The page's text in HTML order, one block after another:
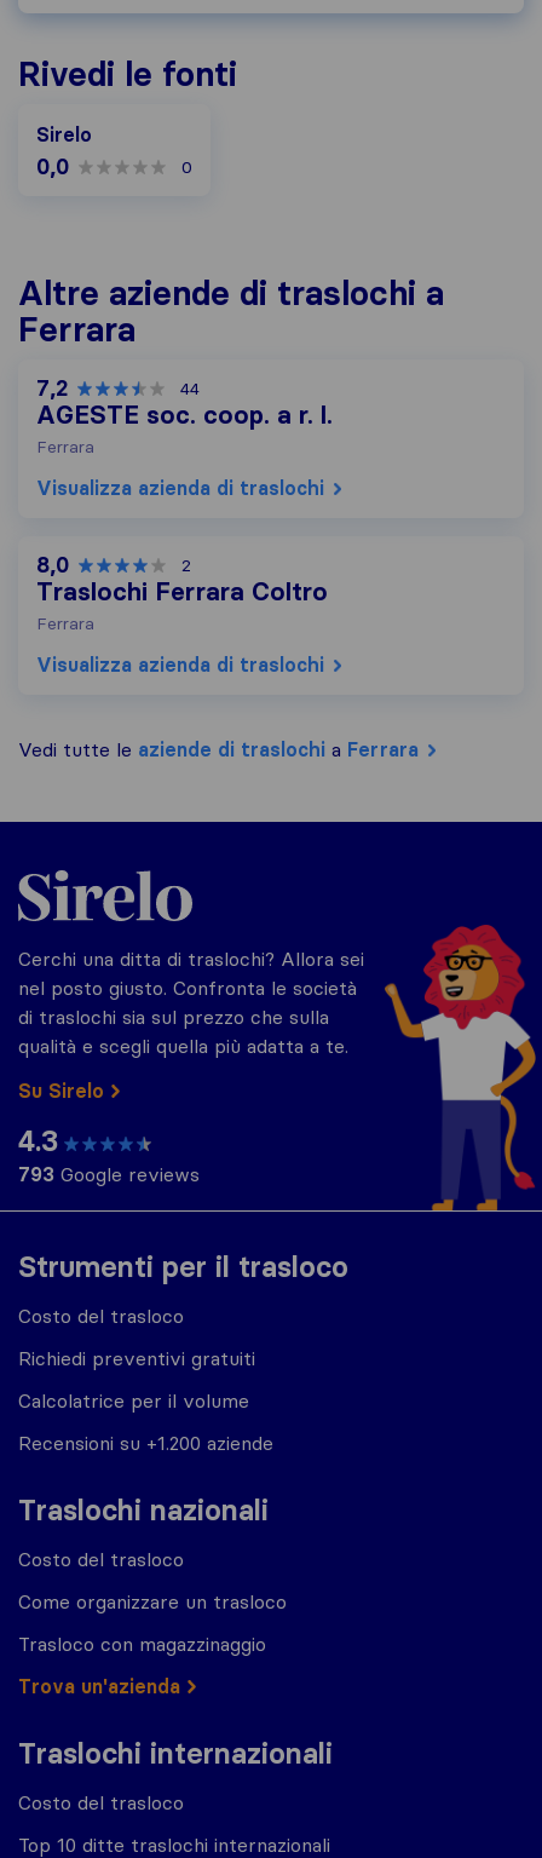
Rivedi le fonti
Sirelo
0,0 0
Altre aziende di traslochi a
Ferrara
7,2 44
AGESTE soc. coop. a r. l.
Ferrara
Visualizza azienda di traslochi
8,0 2
Traslochi Ferrara Coltro
Ferrara
Visualizza azienda di traslochi
Vedi tutte le aziende di traslochi a Ferrara
Strumenti per il trasloco
Costo del trasloco
Richiedi preventivi gratuiti
Calcolatrice per il volume
Recensioni su +1.200 aziende
Traslochi nazionali
Costo del trasloco
Come organizzare un trasloco
Trasloco con magazzinaggio
Trova un'azienda
Traslochi internazionali
Costo del trasloco
Top 10 ditte traslochi internazionali
Sirelo.it
Cerchi una ditta di traslochi? Allora sei
nel posto giusto. Confronta le società
di traslochi sia sul prezzo che sulla
qualità e scegli quella più adatta a te.
Su Sirelo
4.3
793 Google reviews